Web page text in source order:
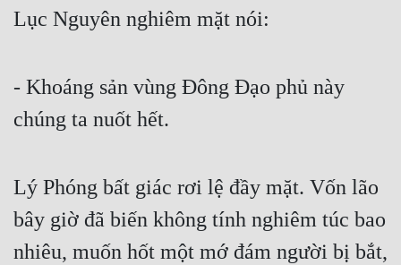
Lục Nguyên nghiêm mặt nói:
- Khoáng sản vùng Đông Đạo phủ này
chúng ta nuốt hết.
Lý Phóng bất giác rơi lệ đầy mặt. Vốn lão
bây giờ đã biến không tính nghiêm túc bao
nhiêu, muốn hốt một mớ đám người bị bắt,